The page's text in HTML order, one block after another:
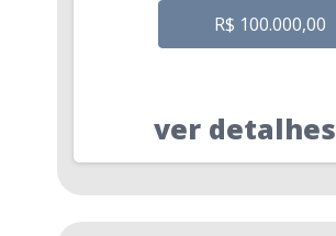
R$ 100.000,00
ver detalhes